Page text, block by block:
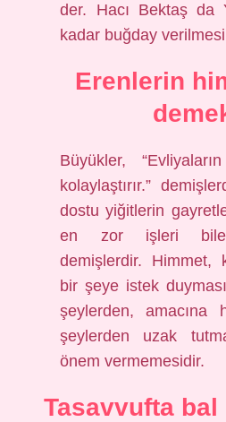
der. Hacı Bektaş da
kadar buğday
Erenlerin
Büyükler,
kolaylaştırır.”
dostu yiğitlerin
en zor işleri bile
demişlerdir. Himmet,
bir şeye istek
şeylerden, amacına
şeylerden uzak
önem vermemesidir.
Tasavvufta bal